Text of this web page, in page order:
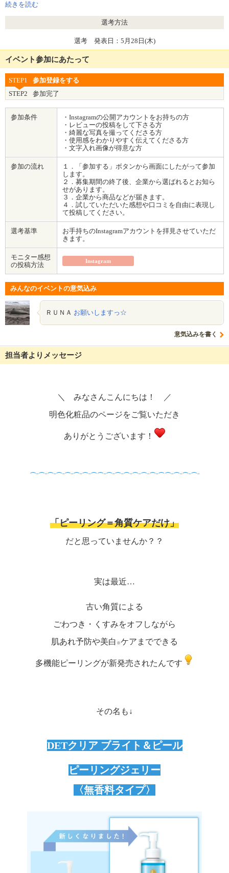
顔だけでなく、ひじやひざ、かかとなど全身のケアにもお使いいただけ
続きを読む
選考方法
選考 発表日：5月28日(木)
イベント参加にあたって
STEP1
参加登録をする
STEP2
参加完了
参加条件
・Instagramの公開アカウントをお持ちの方
・レビューの投稿をして下さる方
・綺麗な写真を撮ってくださる方
・使用感をわかりやすく伝えてくださる方
・文字入れ画像が得意な方
参加の流れ
１．「参加する」ボタンから画面にしたがって参加
します。
２．募集期間の終了後、企業から選ばれるとお知ら
せがあります。
３．企業から商品などが届きます。
４．試していただいた感想や口コミを自由に表現し
て投稿してください。
選考基準
お手持ちのInstagramアカウントを拝見させていただ
きます。
モニター感想
の投稿方法
Instagram
みんなのイベントの意気込み
ＲＵＮＡ お願いしますっ☆
意気込みを書く
担当者よりメッセージ
＼ みなさんこんにちは！ ／
明色化粧品のページをご覧いただき
ありがとうございます！
⌒¨⌒¨⌒¨⌒¨⌒¨⌒¨⌒¨⌒⌒¨⌒¨⌒¨⌒¨⌒¨⌒¨⌒¨⌒⌒¨⌒¨⌒¨⌒¨
「ピーリング＝角質ケアだけ」
だと思っていませんか？？
実は最近…
古い角質による
ごわつき・くすみをオフしながら
肌あれ予防や美白 ※ケアまでできる
多機能ピーリングが新発売されたんです
その名も↓
DETクリア ブライト＆ピール
ピーリングジェリー
〈無香料タイプ〉